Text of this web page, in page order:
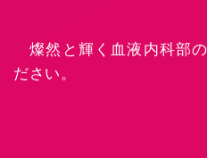
燦然と輝く血液内科部
ださい。